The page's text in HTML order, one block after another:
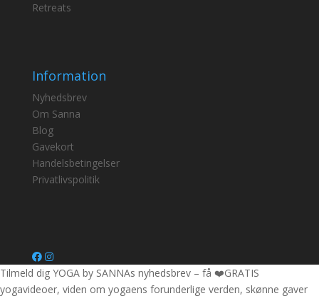
Retreats
Information
Nyhedsbrev
Om Sanna
Blog
Gavekort
Handelsbetingelser
Privatlivspolitik
Tilmeld dig YOGA by SANNAs nyhedsbrev – få ❤️GRATIS
yogavideoer, viden om yogaens forunderlige verden, skønne gaver